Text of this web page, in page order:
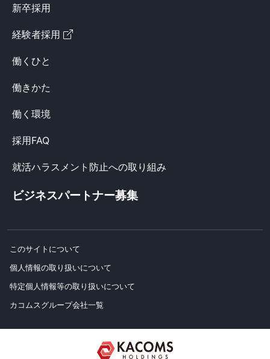
新卒採用
経験者採用
働くひと
働きかた
働く環境
採用FAQ
就活ハラスメント防止への取り組み
ビジネスパートナー募集
このサイトについて
個人情報の取り扱いについて
特定個人情報等の取り扱いについて
カコムスグループ会社一覧